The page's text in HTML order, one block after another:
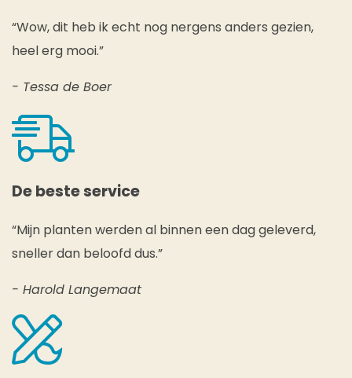
“Wow, dit heb ik echt nog nergens anders gezien,
heel erg mooi.”
- Tessa de Boer
De beste service
“Mijn planten werden al binnen een dag geleverd,
sneller dan beloofd dus.”
- Harold Langemaat